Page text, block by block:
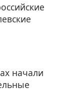
начали